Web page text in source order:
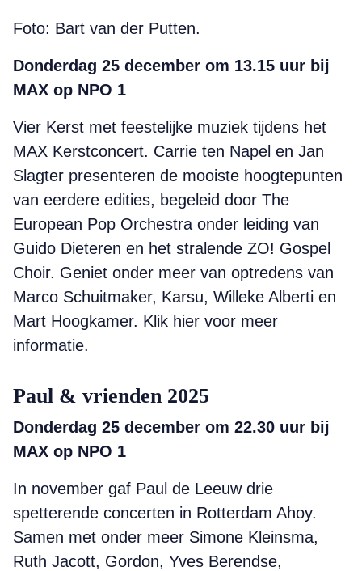
Foto: Bart van der Putten.
Donderdag 25 december om 13.15 uur bij
MAX op NPO 1
Vier Kerst met feestelijke muziek tijdens het
MAX Kerstconcert. Carrie ten Napel en Jan
Slagter presenteren de mooiste hoogtepunten
van eerdere edities, begeleid door The
European Pop Orchestra onder leiding van
Guido Dieteren en het stralende ZO! Gospel
Choir. Geniet onder meer van optredens van
Marco Schuitmaker, Karsu, Willeke Alberti en
Mart Hoogkamer. Klik hier voor meer
informatie.
Paul & vrienden 2025
Donderdag 25 december om 22.30 uur bij
MAX op NPO 1
In november gaf Paul de Leeuw drie
spetterende concerten in Rotterdam Ahoy.
Samen met onder meer Simone Kleinsma,
Ruth Jacott, Gordon, Yves Berendse,